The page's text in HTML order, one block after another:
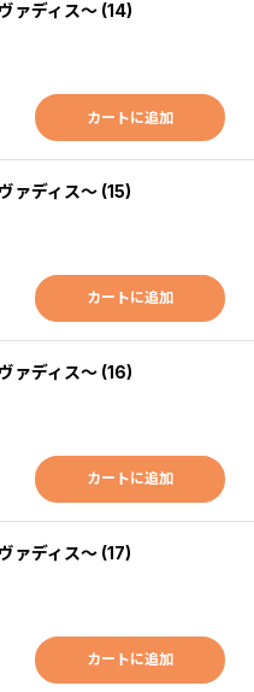
ァディス～ (14)
カートに追加
ァディス～ (15)
カートに追加
ァディス～ (16)
カートに追加
ァディス～ (17)
カートに追加